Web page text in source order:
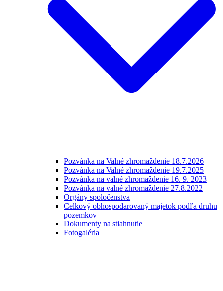
Pozvánka na Valné zhromaždenie 18.7.2026
Pozvánka na Valné zhromaždenie 19.7.2025
Pozvánka na valné zhromaždenie 16. 9. 2023
Pozvánka na valné zhromaždenie 27.8.2022
Orgány spoločenstva
Celkový obhospodarovaný majetok podľa druhu
pozemkov
Dokumenty na stiahnutie
Fotogaléria